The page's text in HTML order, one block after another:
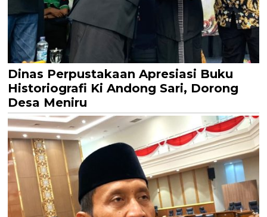
Dinas Perpustakaan Apresiasi Buku
Historiografi Ki Andong Sari, Dorong
Desa Meniru